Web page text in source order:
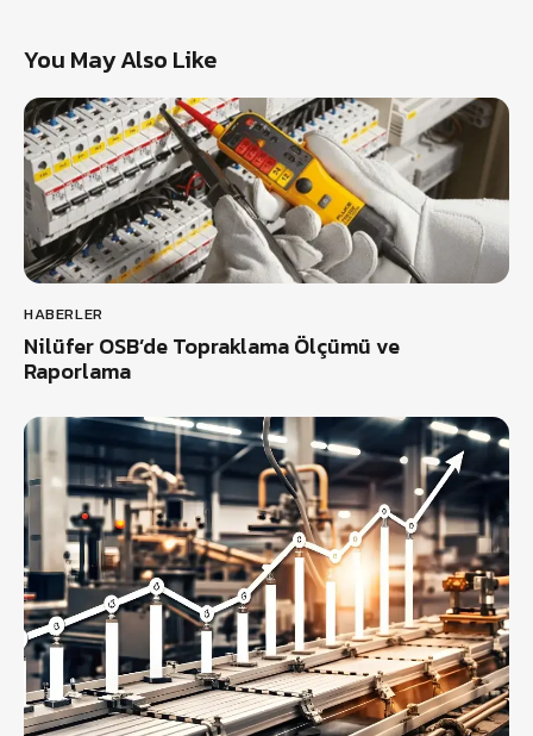
You May Also Like
HABERLER
Nilüfer OSB’de Topraklama Ölçümü ve
Raporlama